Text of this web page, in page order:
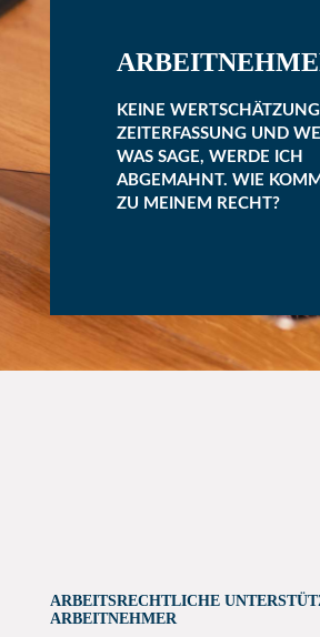
KEINE
ZEITERFASSUNG UND
WAS SAGE, WERDE ICH
ABGEMAHNT. WIE
ZU MEINEM RECHT?
ARBEITSRECHTLICHE
ARBEITNEHMER